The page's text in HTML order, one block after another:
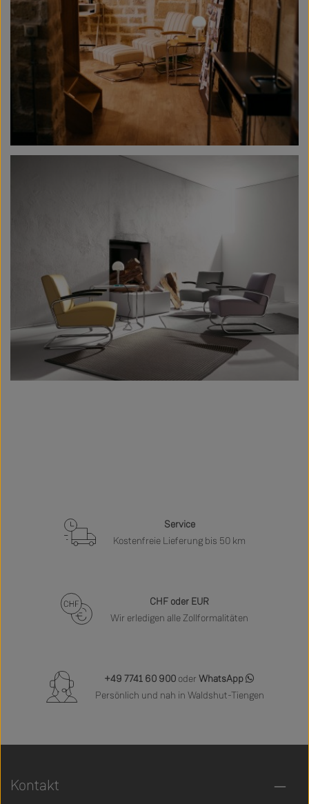
Service
Kostenfreie Lieferung bis 50 km
CHF oder EUR
Wir erledigen alle Zollformalitäten
+49 7741 60 900 oder WhatsApp
Persönlich und nah in Waldshut-Tiengen
Kontakt